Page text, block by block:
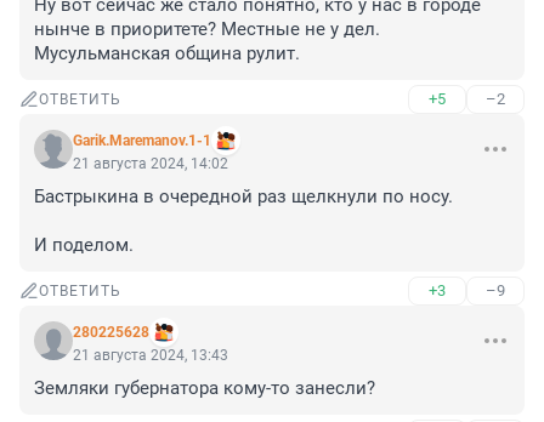
Ну вот сейчас же стало понятно, кто у нас в городе
нынче в приоритете? Местные не у дел.
Мусульманская община рулит.
ОТВЕТИТЬ +5 –2
Garik.Maremanov.1-1
21 августа 2024, 14:02
Бастрыкина в очередной раз щелкнули по носу.
И поделом.
ОТВЕТИТЬ +3 –9
280225628
21 августа 2024, 13:43
Земляки губернатора кому-то занесли?